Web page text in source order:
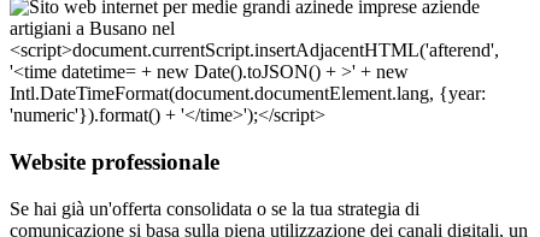
Website professionale
Se hai già un'offerta consolidata o se la tua strategia di
comunicazione si basa sulla piena utilizzazione dei canali digitali, un